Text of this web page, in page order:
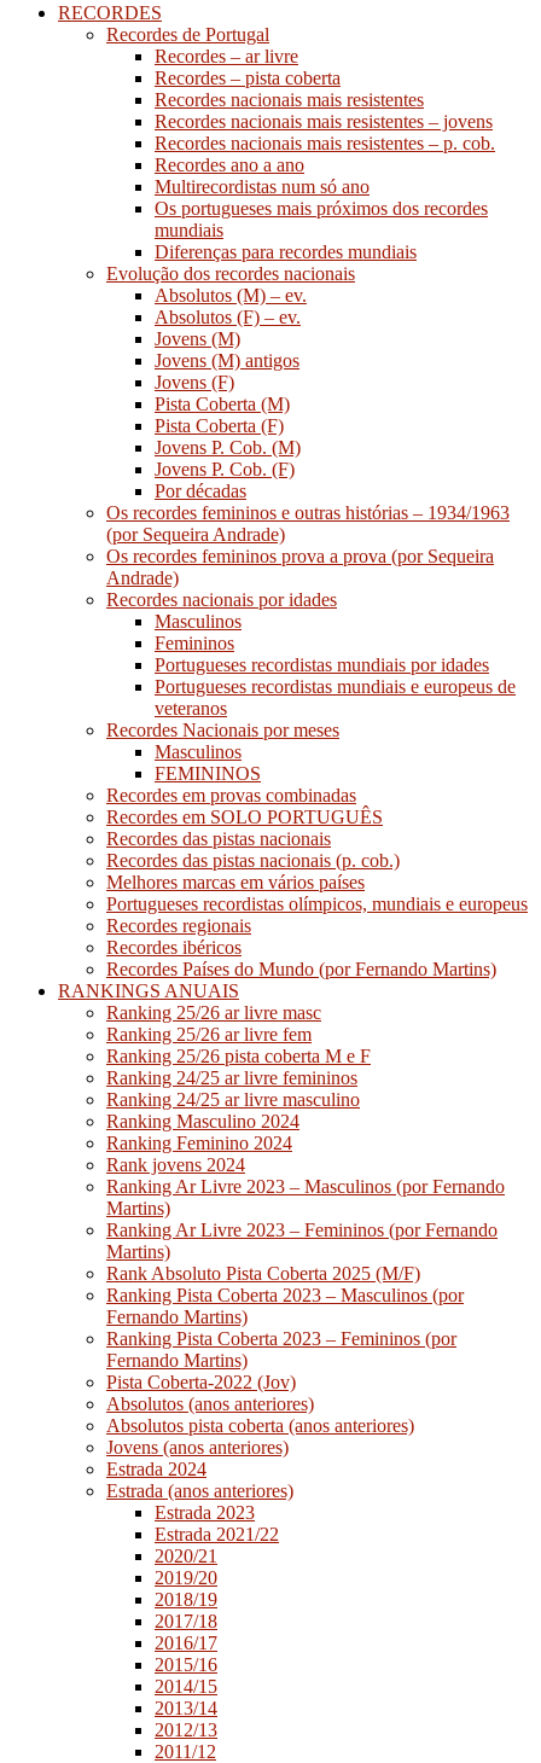
RECORDES
Recordes de Portugal
Recordes – ar livre
Recordes – pista coberta
Recordes nacionais mais resistentes
Recordes nacionais mais resistentes – jovens
Recordes nacionais mais resistentes – p. cob.
Recordes ano a ano
Multirecordistas num só ano
Os portugueses mais próximos dos recordes
mundiais
Diferenças para recordes mundiais
Evolução dos recordes nacionais
Absolutos (M) – ev.
Absolutos (F) – ev.
Jovens (M)
Jovens (M) antigos
Jovens (F)
Pista Coberta (M)
Pista Coberta (F)
Jovens P. Cob. (M)
Jovens P. Cob. (F)
Por décadas
Os recordes femininos e outras histórias – 1934/1963
(por Sequeira Andrade)
Os recordes femininos prova a prova (por Sequeira
Andrade)
Recordes nacionais por idades
Masculinos
Femininos
Portugueses recordistas mundiais por idades
Portugueses recordistas mundiais e europeus de
veteranos
Recordes Nacionais por meses
Masculinos
FEMININOS
Recordes em provas combinadas
Recordes em SOLO PORTUGUÊS
Recordes das pistas nacionais
Recordes das pistas nacionais (p. cob.)
Melhores marcas em vários países
Portugueses recordistas olímpicos, mundiais e europeus
Recordes regionais
Recordes ibéricos
Recordes Países do Mundo (por Fernando Martins)
RANKINGS ANUAIS
Ranking 25/26 ar livre masc
Ranking 25/26 ar livre fem
Ranking 25/26 pista coberta M e F
Ranking 24/25 ar livre femininos
Ranking 24/25 ar livre masculino
Ranking Masculino 2024
Ranking Feminino 2024
Rank jovens 2024
Ranking Ar Livre 2023 – Masculinos (por Fernando
Martins)
Ranking Ar Livre 2023 – Femininos (por Fernando
Martins)
Rank Absoluto Pista Coberta 2025 (M/F)
Ranking Pista Coberta 2023 – Masculinos (por
Fernando Martins)
Ranking Pista Coberta 2023 – Femininos (por
Fernando Martins)
Pista Coberta-2022 (Jov)
Absolutos (anos anteriores)
Absolutos pista coberta (anos anteriores)
Jovens (anos anteriores)
Estrada 2024
Estrada (anos anteriores)
Estrada 2023
Estrada 2021/22
2020/21
2019/20
2018/19
2017/18
2016/17
2015/16
2014/15
2013/14
2012/13
2011/12